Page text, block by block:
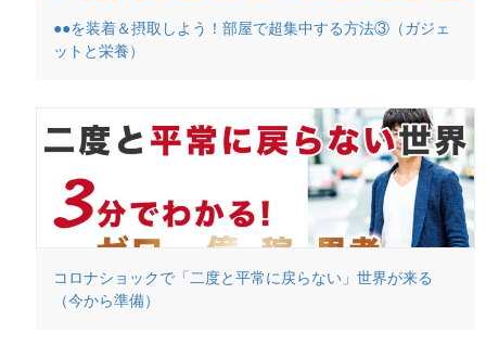
●●を装着＆摂取しよう！部屋で超集中する方法③（ガジェ
ットと栄養）
コロナショックで「二度と平常に戻らない」世界が来る
（今から準備）